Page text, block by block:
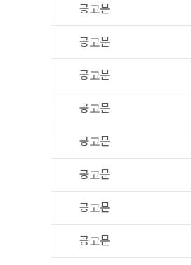
공고문
공고문
공고문
공고문
공고문
공고문
공고문
공고문